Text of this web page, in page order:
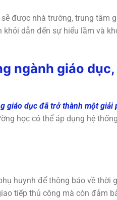
được nhà trường, trung tâm
dẫn đến sự hiểu lầm và
ngành giáo
giáo dục đã trở thành một giải
học có thể áp dụng hệ
huynh để thông báo về thời
tiếp thủ công mà còn đảm